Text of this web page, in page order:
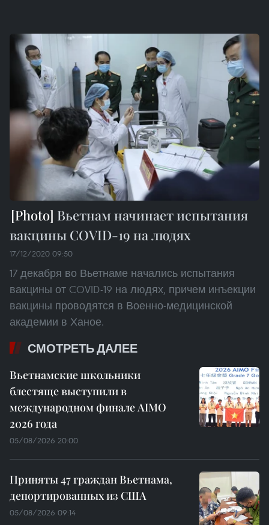
Вьетнам начинает испытания
вакцины COVID-19 на людях
17/12/2020 09:50
17 декабря во Вьетнаме начались испытания
вакцины от COVID-19 на людях, причем инъекции
вакцины проводятся в Военно-медицинской
академии в Ханое.
СМОТРЕТЬ ДАЛЕЕ
Вьетнамские школьники
блестяще выступили в
международном финале AIMO
2026 года
05/08/2026 20:00
Приняты 47 граждан Вьетнама,
депортированных из США
05/08/2026 09:14